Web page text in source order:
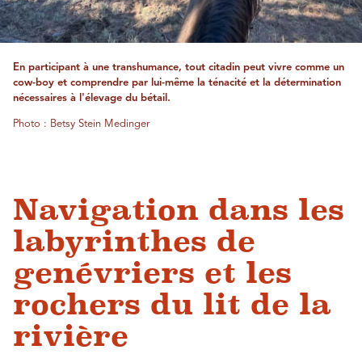
En participant à une transhumance, tout citadin peut vivre comme un
cow-boy et comprendre par lui-même la ténacité et la détermination
nécessaires à l'élevage du bétail.
Photo : Betsy Stein Medinger
Navigation dans les
labyrinthes de
genévriers et les
rochers du lit de la
rivière